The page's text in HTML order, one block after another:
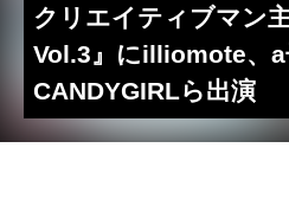
クリエイティブマン
Vol.3』にilliomote、a
CANDYGIRLら出演